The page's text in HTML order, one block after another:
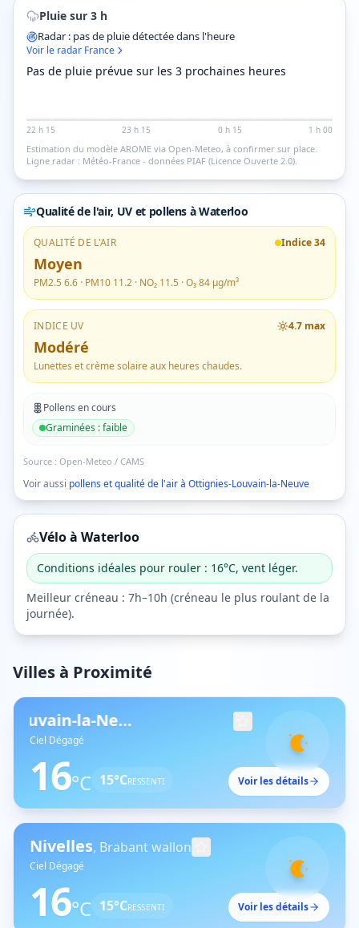
Pluie sur 3 h
Radar : pas de pluie détectée dans l'heure
Voir le radar France
Pas de pluie prévue sur les 3 prochaines heures
22 h 15 23 h 15 0 h 15 1 h 00
Estimation du modèle AROME via Open-Meteo, à confirmer sur place.
Ligne radar : Météo-France - données PIAF (Licence Ouverte 2.0).
Qualité de l'air, UV et pollens à Waterloo
QUALITÉ DE L'AIR Indice34
Moyen
PM2.5 6.6 · PM10 11.2 · NO₂ 11.5 · O₃84 µg/m³
INDICE UV 4.7 max
Modéré
Lunettes et crème solaire aux heures chaudes.
Pollens en cours
Graminées :faible
Source : Open-Meteo / CAMS
Voir aussi pollens et qualité de l'air à Ottignies-Louvain-la-Neuve
Vélo à Waterloo
Conditions idéales pour rouler : 16°C, vent léger.
Meilleur créneau : 7h–10h (créneau le plus roulant de la
journée).
Villes à Proximité
Ottignies-Louvain-la-Neuve
Ciel Dégagé
16°C 15°CRESSENTI Voir les détails
Nivelles, Brabant wallon
Ciel Dégagé
16°C 15°CRESSENTI Voir les détails